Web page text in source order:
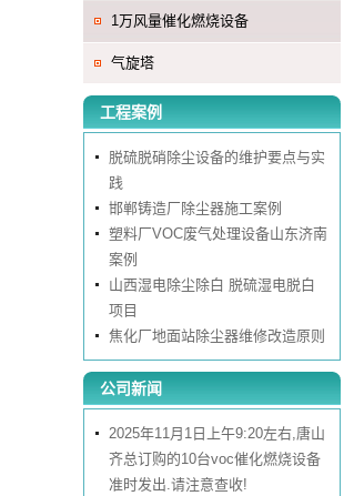
1万风量催化燃烧设备
气旋塔
工程案例
脱硫脱硝除尘设备的维护要点与实
践
邯郸铸造厂除尘器施工案例
塑料厂VOC废气处理设备山东济南
案例
山西湿电除尘除白 脱硫湿电脱白
项目
焦化厂地面站除尘器维修改造原则
公司新闻
2025年11月1日上午9:20左右,唐山
齐总订购的10台voc催化燃烧设备
准时发出.请注意查收!